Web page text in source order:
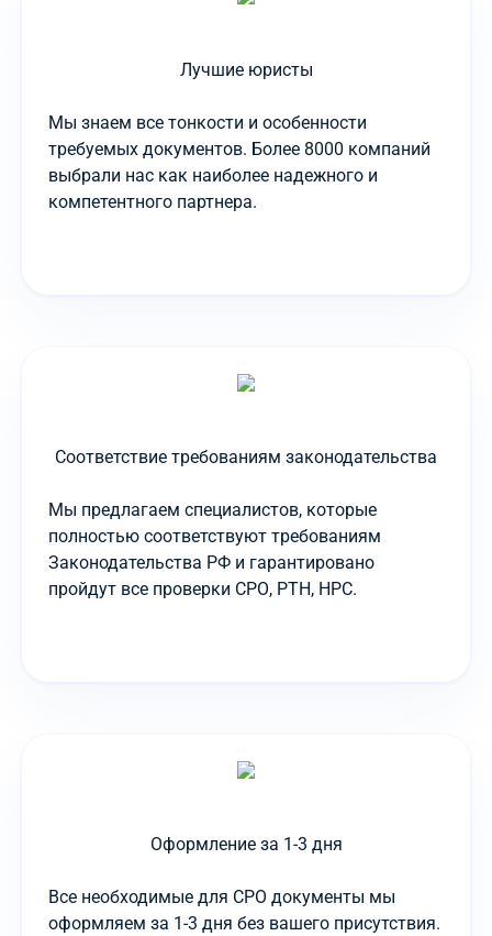
Лучшие юристы
Мы знаем все тонкости и особенности
требуемых документов. Более 8000 компаний
выбрали нас как наиболее надежного и
компетентного партнера.
Соответствие требованиям законодательства
Мы предлагаем специалистов, которые
полностью соответствуют требованиям
Законодательства РФ и гарантировано
пройдут все проверки СРО, РТН, НРС.
Оформление за 1-3 дня
Все необходимые для СРО документы мы
оформляем за 1-3 дня без вашего присутствия.